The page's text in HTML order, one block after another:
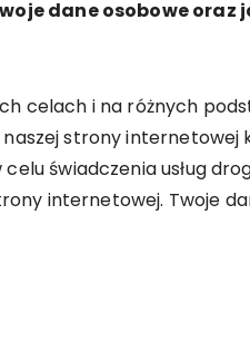
dane osobowe oraz
celach i na różnych
strony internetowej
świadczenia usług
internetowej. Twoje